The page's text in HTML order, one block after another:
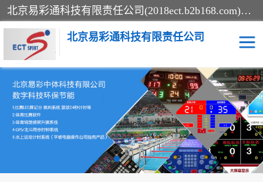
北京易彩通科技有限责任公司(2018ect.b2b168.com)主要提供陕西计时记分系统，全国统一热线：15611947915.北京易彩通科技有限责任公司有一支长期从事智能控制系统研发的高素质的队伍，具有嵌入式系统，视频系统、通信系统、网络系统，体育计时系统的知识和技能。强力打造体育比赛计时计分系统、智能升降旗系统、标准时钟系统、赛事编排及信息发布系统，为用户提供较新的，较廉价的，应用解决方案。
北京易彩通科技有限责任公司
记分系统 游泳计时系统
智能颁奖旗系统 GPS同步时钟系统
计时计分及成绩处理系统 计时记分系统